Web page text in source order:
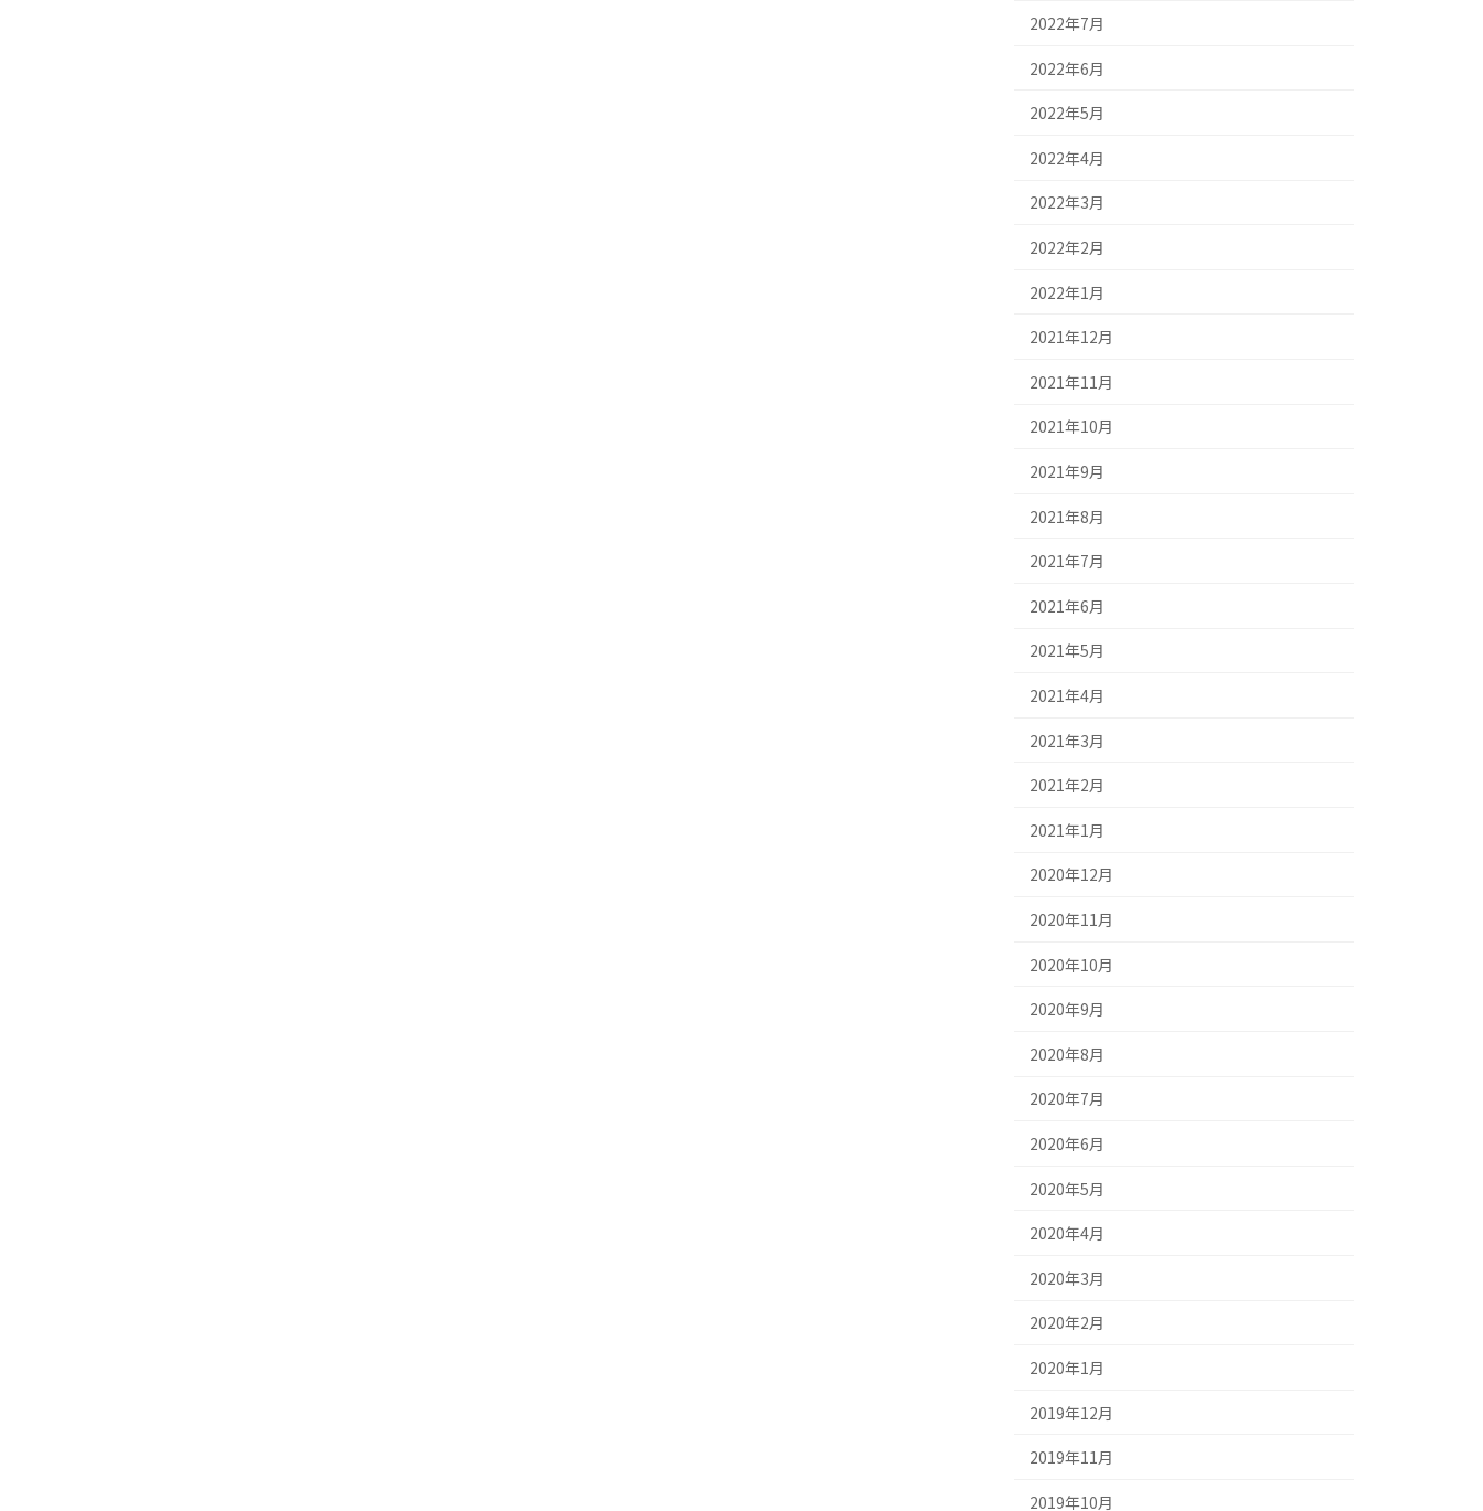
2022年7月
2022年6月
2022年5月
2022年4月
2022年3月
2022年2月
2022年1月
2021年12月
2021年11月
2021年10月
2021年9月
2021年8月
2021年7月
2021年6月
2021年5月
2021年4月
2021年3月
2021年2月
2021年1月
2020年12月
2020年11月
2020年10月
2020年9月
2020年8月
2020年7月
2020年6月
2020年5月
2020年4月
2020年3月
2020年2月
2020年1月
2019年12月
2019年11月
2019年10月